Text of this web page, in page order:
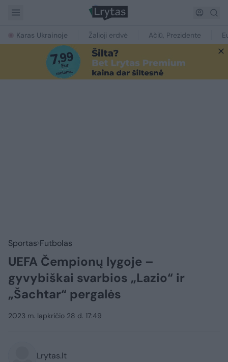
Karas Ukrainoje Žalioji erdvė Ačiū, Prezidente
Sportas Futbolas
UEFA Čempionų lygoje –
gyvybiškai svarbios „Lazio“ ir
„Šachtar“ pergalės
2023 m. lapkričio 28 d. 17:49
Lrytas.lt